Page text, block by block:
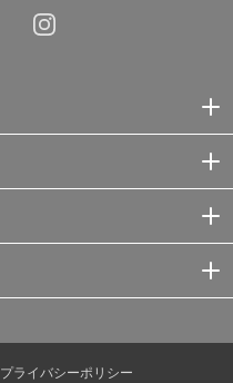
プライバシーポリシー